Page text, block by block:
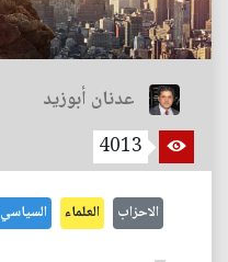
عدنان أبوزيد
4013
الاحزاب العلماء السياسي